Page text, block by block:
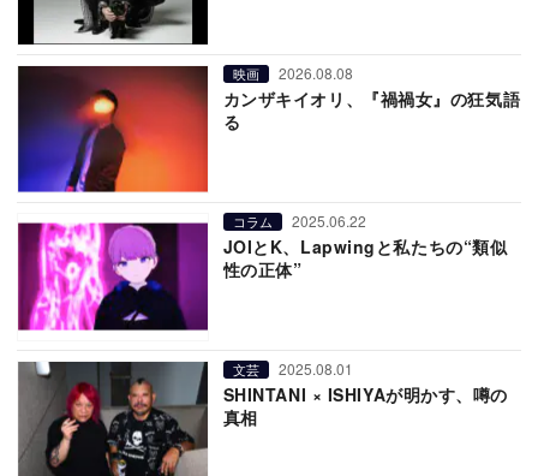
映画 2026.08.08
カンザキイオリ、『禍禍女』の狂気語
る
コラム 2025.06.22
JOIとK、Lapwingと私たちの“類似
性の正体”
文芸 2025.08.01
SHINTANI × ISHIYAが明かす、噂の
真相